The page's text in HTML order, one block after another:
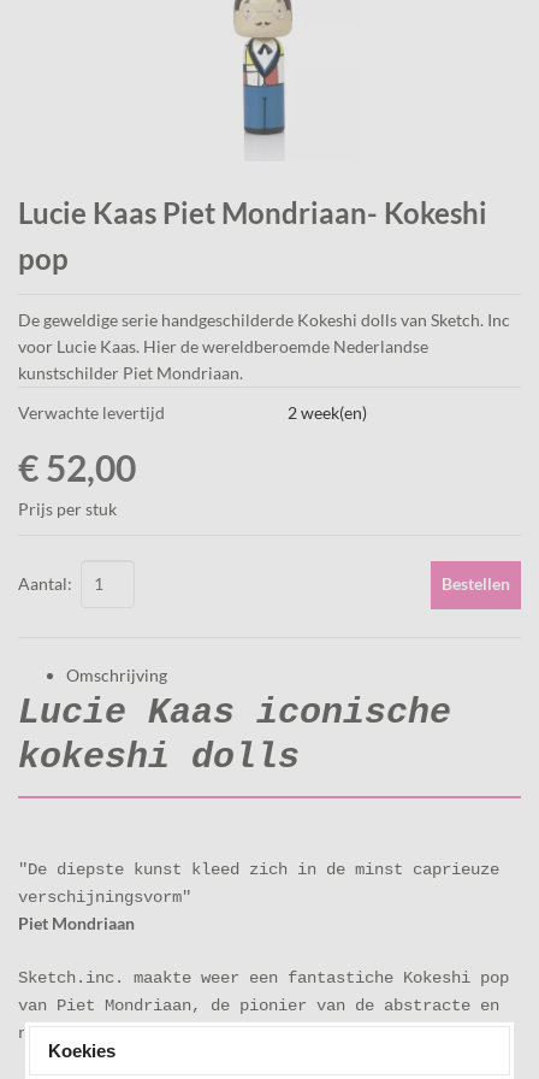
Lucie Kaas Piet Mondriaan- Kokeshi
pop
De geweldige serie handgeschilderde Kokeshi dolls van Sketch. Inc
voor Lucie Kaas. Hier de wereldberoemde Nederlandse
kunstschilder Piet Mondriaan.
Verwachte levertijd
2 week(en)
€ 52,00
Prijs per stuk
Aantal: Bestellen
Omschrijving
Lucie Kaas iconische
kokeshi dolls
"De diepste kunst kleed zich in de minst caprieuze
verschijningsvorm"
Piet Mondriaan
Sketch.inc. maakte weer een fantastiche Kokeshi pop
van Piet Mondriaan, de pionier van de abstracte en
non-figuratieve kunst
Koekies